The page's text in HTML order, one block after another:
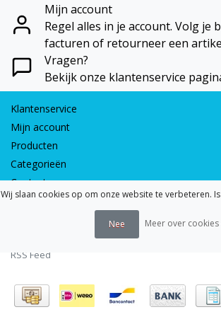
Mijn account
Regel alles in je account. Volg je
facturen of retourneer een
Vragen?
Bekijk onze klantenservice
Klantenservice
Mijn account
Producten
Categorieën
Contactgegevens
© 2026 - Earth Games | Realisatie:webshop-
Algemene voorwaarden|Disclaimer
RSS Feed
Wij slaan cookies op om onze website te verbeteren.
Nee Meer over cookies